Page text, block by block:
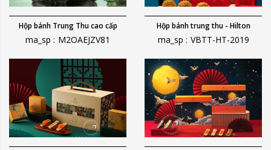
Hộp bánh Trung Thu cao cấp
ma_sp : M2OAEJZV81
Hộp bánh trung thu - Hilton
ma_sp : VBTT-HT-2019